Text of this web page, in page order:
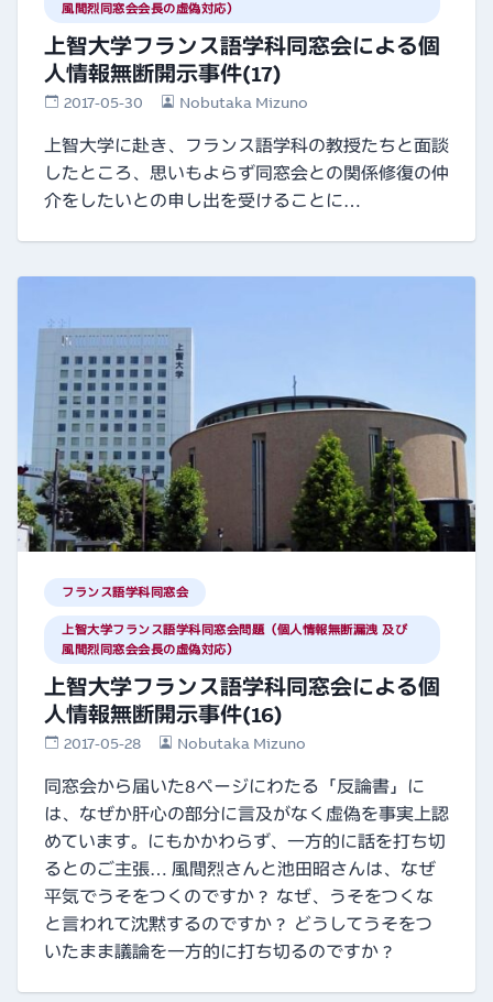
風間烈同窓会会長の虚偽対応）
上智大学フランス語学科同窓会による個
人情報無断開示事件(17)
2017-05-30 Nobutaka Mizuno
上智大学に赴き、フランス語学科の教授たちと面談
したところ、思いもよらず同窓会との関係修復の仲
介をしたいとの申し出を受けることに…
フランス語学科同窓会
上智大学フランス語学科同窓会問題（個人情報無断漏洩 及び
風間烈同窓会会長の虚偽対応）
上智大学フランス語学科同窓会による個
人情報無断開示事件(16)
2017-05-28 Nobutaka Mizuno
同窓会から届いた8ページにわたる「反論書」に
は、なぜか肝心の部分に言及がなく虚偽を事実上認
めています。にもかかわらず、一方的に話を打ち切
るとのご主張… 風間烈さんと池田昭さんは、なぜ
平気でうそをつくのですか？ なぜ、うそをつくな
と言われて沈黙するのですか？ どうしてうそをつ
いたまま議論を一方的に打ち切るのですか？